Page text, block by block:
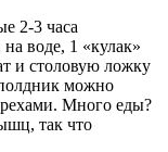
2-3 часа
воде, 1 «кулак»
и столовую ложку
можно
Много еды?
так что